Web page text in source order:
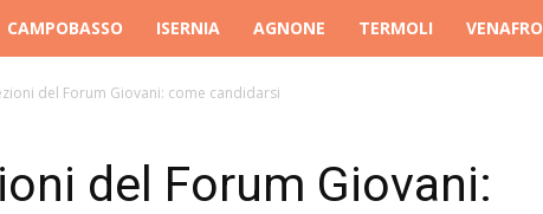
Molise
CAMPOBASSO ISERNIA AGNONE TERMOLI VENAFRO
del Forum Giovani: come candidarsi
del Forum Giovani: